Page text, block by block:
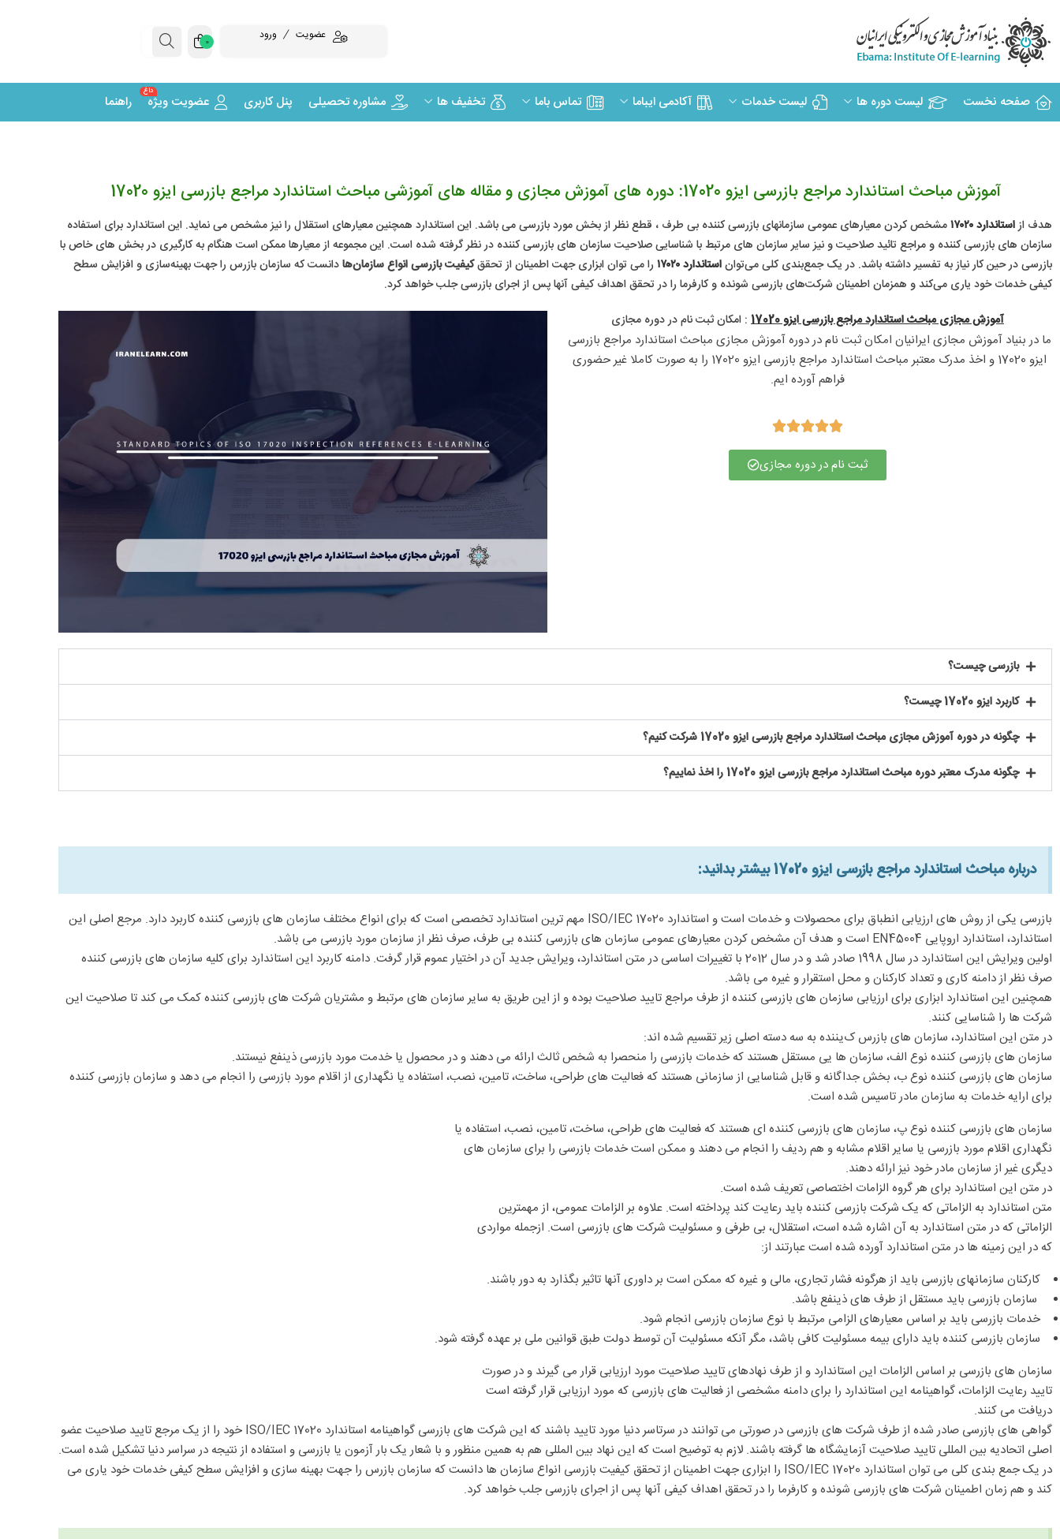
عضویت ورود 0
صفحه نخست لیست دوره ها لیست خدمات آکادمی ایباما تماس باما تخفیف ها مشاوره تحصیلی پنل کاربری عضویت ویژه
داغ
راهنما
آموزش مباحث استاندارد مراجع بازرسی ایزو 17020: دوره های آموزش مجازی و مقاله های آموزشی مباحث استاندارد مراجع بازرسی ایزو 17020
هدف ازاستاندارد ۱۷۰۲۰
مشخص کردن معیارهای عمومی سازمانهای بازرسی کننده بی طرف ، قطع نظر از بخش مورد بازرسی می باشد. این استاندارد همچنین معیارهای استقلال را نیز مشخص می نماید. این استاندارد برای استفاده
سازمان های بازرسی کننده و مراجع تائید صلاحیت و نیز سایر سازمان های مرتبط با شناسایی صلاحیت سازمان های بازرسی کننده در نظر گرفته شده است. این مجموعه از معیارها ممکن است هنگام به کارگیری در بخش های خاص با
بازرسی در حین کار نیاز به تفسیر داشته باشد. در یک جمع‌بندی کلی می‌تواناستاندارد ۱۷۰۲۰ را می توان ابزاری جهت اطمینان از تحققکیفیت بازرسی انواع سازمان‌هادانست که سازمان بازرس را جهت بهینه‌سازی و افزایش سطح
کیفی خدمات خود یاری می‌کند و همزمان اطمینان شرکت‌های بازرسی شونده و کارفرما را در تحقق اهداف کیفی آنها پس از اجرای بازرسی جلب خواهد کرد.
آموزش مجازی مباحث استاندارد مراجع بازرسی ایزو 17020
: امکان ثبت نام در دوره مجازی​
فراهم آورده ایم.





ثبت نام در دوره مجازی
بازرسی چیست؟
کاربرد ایزو 17020 چیست؟
چگونه در دوره آموزش مجازی مباحث استاندارد مراجع بازرسی ایزو 17020 شرکت کنیم؟
چگونه مدرک معتبر دوره مباحث استاندارد مراجع بازرسی ایزو 17020 را اخذ نماییم؟
درباره مباحث استاندارد مراجع بازرسی ایزو 17020 بیشتر بدانید:​
بازرسی یکی از روش های ارزیابی انطباق برای محصولات و خدمات است و استاندارد ISO/IEC 17020 مهم ترین استاندارد تخصصی است که برای انواع مختلف سازمان های بازرسی کننده کاربرد دارد. مرجع اصلی این
استاندارد، استاندارد اروپایی EN45004 است و هدف آن مشخص کردن معیارهای عمومی سازمان های بازرسی کننده بی طرف، صرف نظر از سازمان مورد بازرسی می باشد.
اولین ویرایش این استاندارد در سال 1998 صادر شد و در سال 2012 با تغییرات اساسی در متن استاندارد، ویرایش جدید آن در اختیار عموم قرار گرفت. دامنه کاربرد این استاندارد برای کلیه سازمان های بازرسی کننده
صرف نظر از دامنه کاری و تعداد کارکنان و محل استقرار و غیره می باشد.
همچنین این استاندارد ابزاری برای ارزیابی سازمان های بازرسی کننده از طرف مراجع تایید صلاحیت بوده و از این طریق به سایر سازمان های مرتبط و مشتریان شرکت های بازرسی کننده کمک می کند تا صلاحیت این
شرکت ها را شناسایی کنند.
در متن این استاندارد، سازمان های بازرس ک‌یننده به سه دسته اصلی زیر تقسیم شده اند:
سازمان های بازرسی کننده نوع الف، سازمان ها یی مستقل هستند که خدمات بازرسی را منحصرا به شخص ثالث ارائه می دهند و در محصول یا خدمت مورد بازرسی ذینفع نیستند.
سازمان های بازرسی کننده نوع ب، بخش جداگانه و قابل شناسایی از سازمانی هستند که فعالیت های طراحی، ساخت، تامین، نصب، استفاده یا نگهداری از اقلام مورد بازرسی را انجام می دهد و سازمان بازرسی کننده
برای ارایه خدمات به سازمان مادر تاسیس شده است.
سازمان های بازرسی کننده نوع پ، سازمان های بازرسی کننده ای هستند که فعالیت های طراحی، ساخت، تامین، نصب، استفاده یا
نگهداری اقلام مورد بازرسی یا سایر اقلام مشابه و هم ردیف را انجام می دهند و ممکن است خدمات بازرسی را برای سازمان های
دیگری غیر از سازمان مادر خود نیز ارائه دهند.
در متن این استاندارد برای هر گروه الزامات اختصاصی تعریف شده است.
متن استاندارد به الزاماتی که یک شرکت بازرسی کننده باید رعایت کند پرداخته است. علاوه بر الزامات عمومی، از مهمترین
الزاماتی که در متن استاندارد به آن اشاره شده است، استقلال، بی طرفی و مسئولیت شرکت های بازرسی است. ازجمله مواردی
که در این زمینه ها در متن استاندارد آورده شده است عبارتند از:
کارکنان سازمانهای بازرسی باید از هرگونه فشار تجاری، مالی و غیره که ممکن است بر داوری آنها تاثیر بگذارد به دور باشند.
سازمان بازرسی باید مستقل از طرف های ذینفع باشد.
خدمات بازرسی باید بر اساس معیارهای الزامی مرتبط با نوع سازمان بازرسی انجام شود.
سازمان بازرسی کننده باید دارای بیمه مسئولیت کافی باشد، مگر آنکه مسئولیت آن توسط دولت طبق قوانین ملی بر عهده گرفته شود.
سازمان های بازرسی بر اساس الزامات این استاندارد و از طرف نهادهای تایید صلاحیت مورد ارزیابی قرار می گیرند و در صورت
تایید رعایت الزامات، گواهینامه این استاندارد را برای دامنه مشخصی از فعالیت های بازرسی که مورد ارزیابی قرار گرفته است
دریافت می کنند.
گواهی های بازرسی صادر شده از طرف شرکت های بازرسی در صورتی می توانند در سرتاسر دنیا مورد تایید باشند که این شرکت های بازرسی گواهینامه استاندارد ISO/IEC 17020 خود را از یک مرجع تایید صلاحیت عضو
اصلی اتحادیه بین المللی تایید صلاحیت آزمایشگاه ها گرفته باشند. لازم به توضیح است که این نهاد بین المللی هم به همین منظور و با شعار یک بار آزمون یا بازرسی و استفاده از نتیجه در سراسر دنیا تشکیل شده است.
در یک جمع بندی کلی می توان استاندارد ISO/IEC 17020 را ابزاری جهت اطمینان از تحقق کیفیت بازرسی انواع سازمان ها دانست که سازمان بازرس را جهت بهینه سازی و افزایش سطح کیفی خدمات خود یاری می
کند و هم زمان اطمینان شرکت های بازرسی شونده و کارفرما را در تحقق اهداف کیفی آنها پس از اجرای بازرسی جلب خواهد کرد.